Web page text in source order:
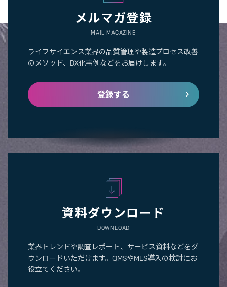
メルマガ登録
MAIL MAGAZINE
ライフサイエンス業界の品質管理や製造プロセス改善
のメソッド、DX化事例などをお届けします。
登録する
資料ダウンロード
DOWNLOAD
業界トレンドや調査レポート、サービス資料などをダ
ウンロードいただけます。QMSやMES導入の検討にお
役立てください。